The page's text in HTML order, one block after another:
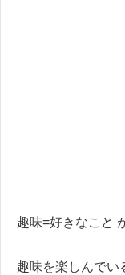
趣味=好きなこと
趣味を楽しんでい